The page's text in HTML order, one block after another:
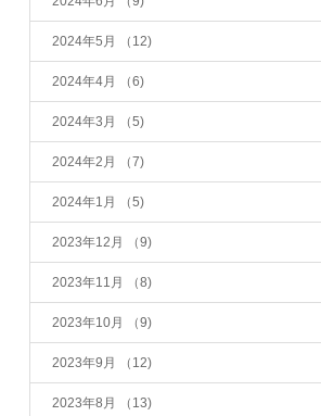
2024年5月 （12)
2024年4月 （6)
2024年3月 （5)
2024年2月 （7)
2024年1月 （5)
2023年12月 （9)
2023年11月 （8)
2023年10月 （9)
2023年9月 （12)
2023年8月 （13)